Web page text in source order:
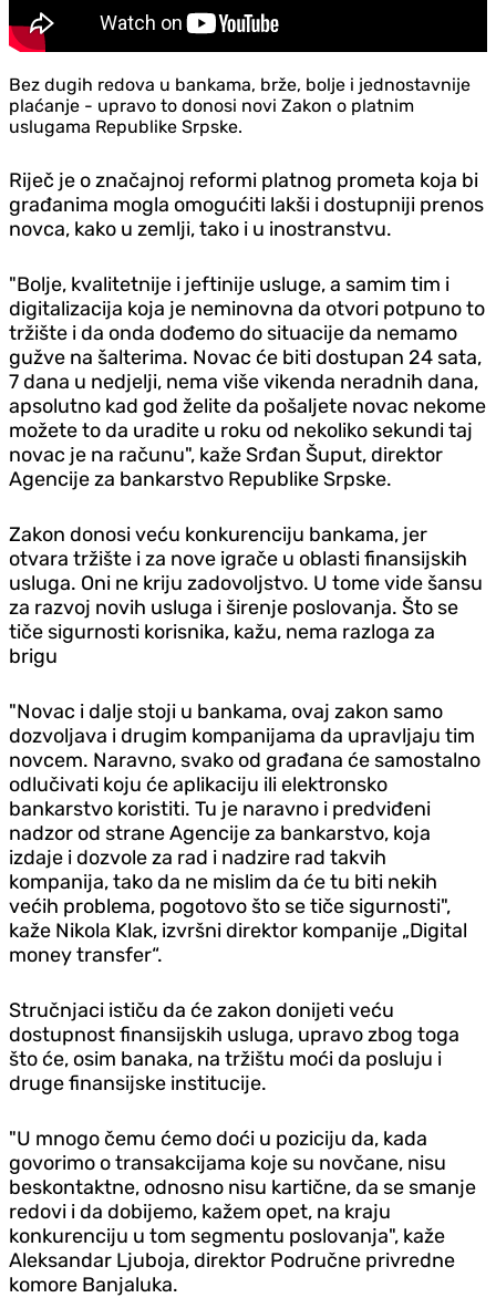
Bez dugih redova u bankama, brže, bolje i jednostavnije
plaćanje - upravo to donosi novi Zakon o platnim
uslugama Republike Srpske.
Riječ je o značajnoj reformi platnog prometa koja bi
građanima mogla omogućiti lakši i dostupniji prenos
novca, kako u zemlji, tako i u inostranstvu.
"Bolje, kvalitetnije i jeftinije usluge, a samim tim i
digitalizacija koja je neminovna da otvori potpuno to
tržište i da onda dođemo do situacije da nemamo
gužve na šalterima. Novac će biti dostupan 24 sata,
7 dana u nedjelji, nema više vikenda neradnih dana,
apsolutno kad god želite da pošaljete novac nekome
možete to da uradite u roku od nekoliko sekundi taj
novac je na računu", kaže Srđan Šuput, direktor
Agencije za bankarstvo Republike Srpske.
Zakon donosi veću konkurenciju bankama, jer
otvara tržište i za nove igrače u oblasti finansijskih
usluga. Oni ne kriju zadovoljstvo. U tome vide šansu
za razvoj novih usluga i širenje poslovanja. Što se
tiče sigurnosti korisnika, kažu, nema razloga za
brigu
"Novac i dalje stoji u bankama, ovaj zakon samo
dozvoljava i drugim kompanijama da upravljaju tim
novcem. Naravno, svako od građana će samostalno
odlučivati koju će aplikaciju ili elektronsko
bankarstvo koristiti. Tu je naravno i predviđeni
nadzor od strane Agencije za bankarstvo, koja
izdaje i dozvole za rad i nadzire rad takvih
kompanija, tako da ne mislim da će tu biti nekih
većih problema, pogotovo što se tiče sigurnosti",
kaže Nikola Klak, izvršni direktor kompanije „Digital
money transfer“.
Stručnjaci ističu da će zakon donijeti veću
dostupnost finansijskih usluga, upravo zbog toga
što će, osim banaka, na tržištu moći da posluju i
druge finansijske institucije.
"U mnogo čemu ćemo doći u poziciju da, kada
govorimo o transakcijama koje su novčane, nisu
beskontaktne, odnosno nisu kartične, da se smanje
redovi i da dobijemo, kažem opet, na kraju
konkurenciju u tom segmentu poslovanja", kaže
Aleksandar Ljuboja, direktor Područne privredne
komore Banjaluka.